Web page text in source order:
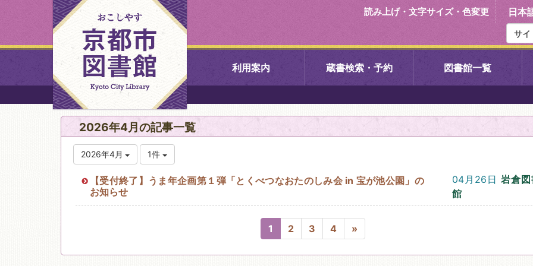
読み上げ・文字サイズ・色変更 日本
利用案内 蔵書検索・予約 図書館一覧
中央図書館 右京中央図書館 伏見中央図
北図書館 左京図書館 岩倉図書館
山科図書館 下京図書館 南図書館
久世ふれあいセンター図
西京図書館 洛西図書館
醍醐図書館 久我のもり図書館
こどもみ
2026年4月の記事一覧
2026年4月 1件
【受付終了】うま年企画第１弾「とくべつなおたのしみ会 in 宝が池公園」の
お知らせ
04月26日 岩倉図
館
1 2 3 4 »